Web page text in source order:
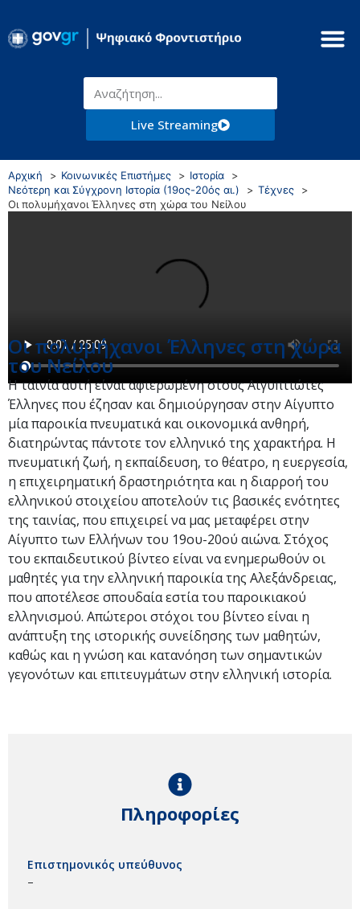
Live Streaming
Αρχική Κοινωνικές Επιστήμες
Ιστορία
Νεότερη και Σύγχρονη Ιστορία (19ος-20ός αι.)
Τέχνες
Οι πολυμήχανοι Έλληνες στη χώρα του Νείλου
Οι πολυμήχανοι Έλληνες στη χώρα
του Νείλου
Η ταινία αυτή είναι αφιερωμένη στους Αιγυπτιώτες
Έλληνες που έζησαν και δημιούργησαν στην Αίγυπτο
μία παροικία πνευματικά και οικονομικά ανθηρή,
διατηρώντας πάντοτε τον ελληνικό της χαρακτήρα. Η
πνευματική ζωή, η εκπαίδευση, το θέατρο, η ευεργεσία,
η επιχειρηματική δραστηριότητα και η διαρροή του
ελληνικού στοιχείου αποτελούν τις βασικές ενότητες
της ταινίας, που επιχειρεί να μας μεταφέρει στην
Αίγυπτο των Ελλήνων του 19ου-20ού αιώνα. Στόχος
του εκπαιδευτικού βίντεο είναι να ενημερωθούν οι
μαθητές για την ελληνική παροικία της Αλεξάνδρειας,
που αποτέλεσε σπουδαία εστία του παροικιακού
ελληνισμού. Απώτεροι στόχοι του βίντεο είναι η
ανάπτυξη της ιστορικής συνείδησης των μαθητών,
καθώς και η γνώση και κατανόηση των σημαντικών
γεγονότων και επιτευγμάτων στην ελληνική ιστορία.​
Πληροφορίες
Επιστημονικός υπεύθυνος
–